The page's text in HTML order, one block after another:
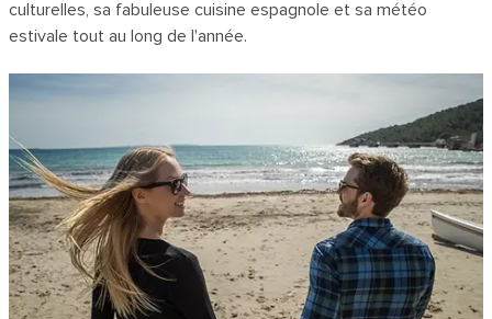
culturelles, sa fabuleuse cuisine espagnole et sa météo
estivale tout au long de l'année.